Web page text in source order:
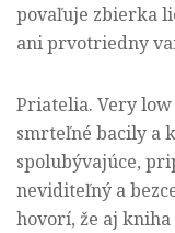
povaľuje zbierka
ani prvotriedny
Priatelia. Very low
smrteľné bacily a
spolubývajúce,
neviditeľný a
hovorí, že aj kniha